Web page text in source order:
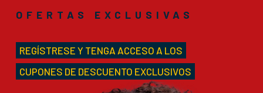
OFERTAS EXCLUSIVAS
REGÍSTRESE Y TENGA ACCESO A LOS
CUPONES DE DESCUENTO EXCLUSIVOS